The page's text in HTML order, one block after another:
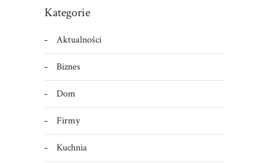
Kategorie
Aktualności
Biznes
Dom
Firmy
Kuchnia